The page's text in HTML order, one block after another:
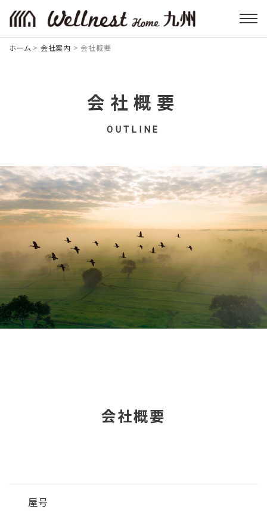
ホーム > 会社案内 >会社概要
会社概要
OUTLINE
会社概要
屋号